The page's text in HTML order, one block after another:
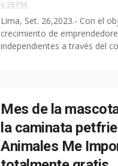
6:38 P.M.
Lima, Set. 26,2023.- Con el
crecimiento de
independientes a través del
Mes de la
la caminata
Animales Me